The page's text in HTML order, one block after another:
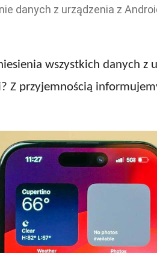
danych z urządzenia z
wszystkich danych z
Z przyjemnością